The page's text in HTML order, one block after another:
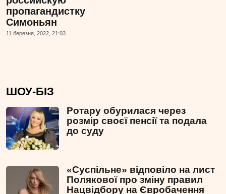
пропагандистку
Симоньян
11 березня, 2022, 21:03
ШОУ-БІЗ
Ротару обурилася через
розмір своєї пенсії та подала
до суду
«Суспільне» відповіло на лист
Полякової про зміну правил
Нацвідбору на Євробачення